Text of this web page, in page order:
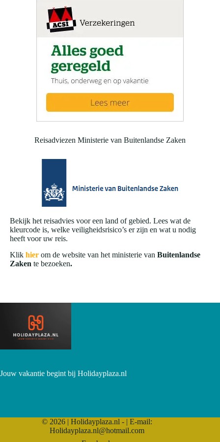
Reisadviezen Ministerie van Buitenlandse Zaken
Bekijk het reisadvies voor een land of gebied. Lees wat de
kleurcode is, welke veiligheidsrisico’s er zijn en wat u nodig
heeft voor uw reis.
Klik hier om de website van het ministerie van Buitenlandse
Zaken te bezoeken.
Jouw vakantie begint bij Holidayplaza.nl
© 2026 | Holidayplaza.nl - | E-mail:
Holidayplaza.nl@hotmail.com